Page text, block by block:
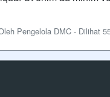
Pengelola DMC - Dilihat